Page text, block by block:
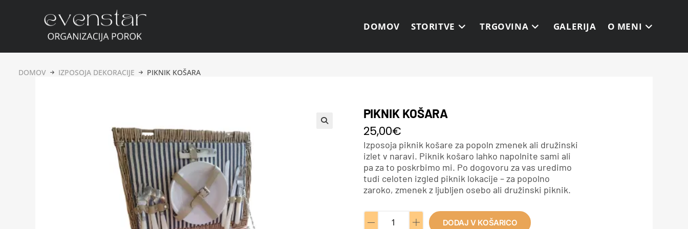
DOMOV STORITVE TRGOVINA GALERIJA O MENI
DOMOV IZPOSOJA DEKORACIJE PIKNIK KOŠARA
PIKNIK KOŠARA
25,00€
Izposoja piknik košare za popoln zmenek ali družinski
izlet v naravi. Piknik košaro lahko napolnite sami ali
pa za to poskrbimo mi. Po dogovoru za vas uredimo
tudi celoten izgled piknik lokacije – za popolno
zaroko, zmenek z ljubljen osebo ali družinski piknik.
DODAJ V KOŠARICO